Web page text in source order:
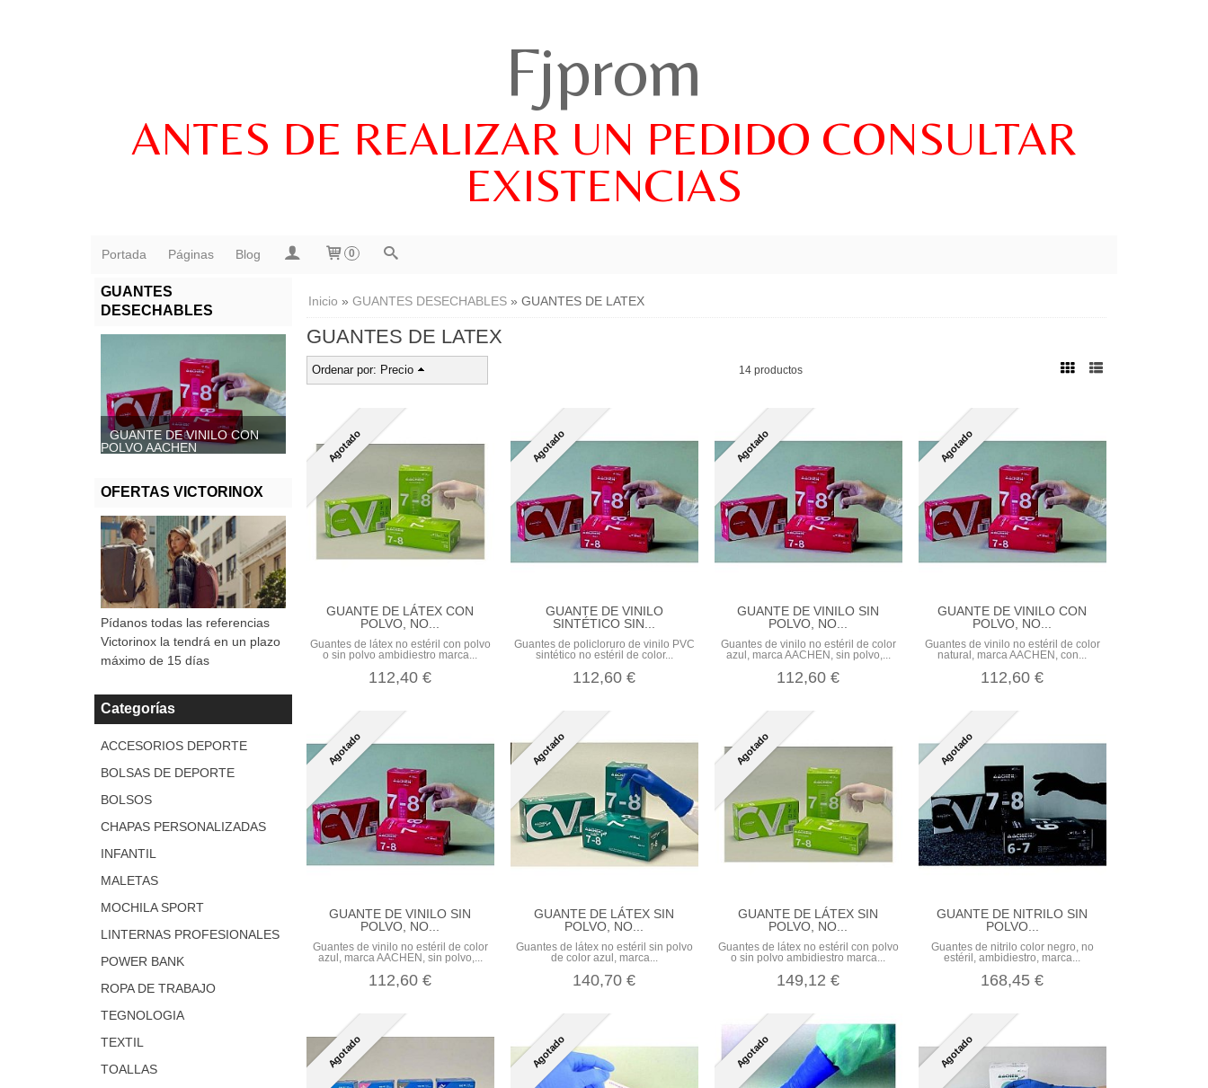
Fjprom
ANTES DE REALIZAR UN PEDIDO CONSULTAR
EXISTENCIAS
Portada Páginas Blog 0
GUANTES
DESECHABLES
GUANTE DE VINILO CON
POLVO AACHEN
GUANTE DE VINILO SIN
POLVO, AACHEN
OFERTAS VICTORINOX
Pídanos todas las referencias
Victorinox la tendrá en un plazo
máximo de 15 días
Categorías
ACCESORIOS DEPORTE
BOLSAS DE DEPORTE
BOLSOS
CHAPAS PERSONALIZADAS
INFANTIL
MALETAS
MOCHILA SPORT
LINTERNAS PROFESIONALES
POWER BANK
ROPA DE TRABAJO
TEGNOLOGIA
TEXTIL
TOALLAS
Inicio » GUANTES DESECHABLES» GUANTES DE LATEX
GUANTES DE LATEX
Ordenar por: Precio 14 productos
Agotado
GUANTE DE LÁTEX CON
POLVO, NO...
Guantes de látex no estéril con polvo
o sin polvo ambidiestro marca...
112,40 €
Agotado
GUANTE DE VINILO
SINTÉTICO SIN...
Guantes de policloruro de vinilo PVC
sintético no estéril de color...
112,60 €
Agotado
GUANTE DE VINILO SIN
POLVO, NO...
Guantes de vinilo no estéril de color
azul, marca AACHEN, sin polvo,...
112,60 €
Agotado
GUANTE DE VINILO CON
POLVO, NO...
Guantes de vinilo no estéril de color
natural, marca AACHEN, con...
112,60 €
Agotado
GUANTE DE VINILO SIN
POLVO, NO...
Guantes de vinilo no estéril de color
azul, marca AACHEN, sin polvo,...
112,60 €
Agotado
GUANTE DE LÁTEX SIN
POLVO, NO...
Guantes de látex no estéril sin polvo
de color azul, marca...
140,70 €
Agotado
GUANTE DE LÁTEX SIN
POLVO, NO...
Guantes de látex no estéril con polvo
o sin polvo ambidiestro marca...
149,12 €
Agotado
GUANTE DE NITRILO SIN
POLVO...
Guantes de nitrilo color negro, no
estéril, ambidiestro, marca...
168,45 €
Agotado Agotado Agotado Agotado